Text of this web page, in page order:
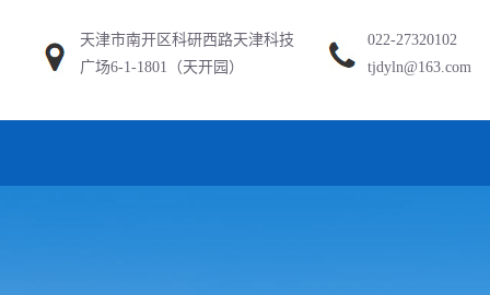
天津市南开区科研西路天津科技
广场6-1-1801（天开园）
022-27320102
tjdyln@163.com